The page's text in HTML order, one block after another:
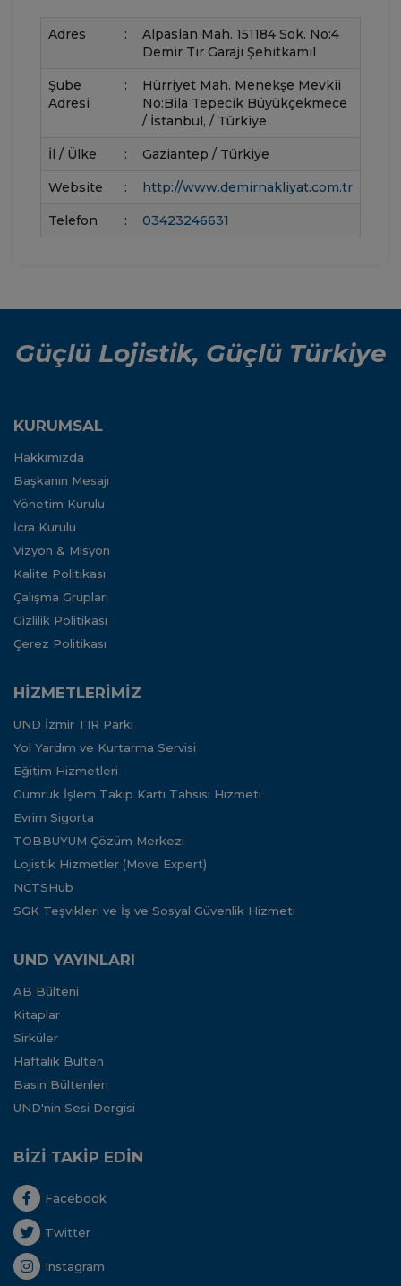
Adres :
Alpaslan Mah. 151184 Sok. No:4
Demir Tır Garajı Şehitkamil
Şube
Adresi
:
Hürriyet Mah. Menekşe Mevkii
No:Bila Tepecik Büyükçekmece
/ İstanbul, / Türkiye
İl / Ülke : Gaziantep / Türkiye
Website : http://www.demirnakliyat.com.tr
Telefon : 03423246631
Güçlü Lojistik, Güçlü Türkiye
KURUMSAL
Hakkımızda
Başkanın Mesajı
Yönetim Kurulu
İcra Kurulu
Vizyon & Misyon
Kalite Politikası
Çalışma Grupları
Gizlilik Politikası
Çerez Politikası
HİZMETLERİMİZ
UND İzmir TIR Parkı
Yol Yardım ve Kurtarma Servisi
Eğitim Hizmetleri
Gümrük İşlem Takip Kartı Tahsisi Hizmeti
Evrim Sigorta
TOBBUYUM Çözüm Merkezi
Lojistik Hizmetler (Move Expert)
NCTSHub
SGK Teşvikleri ve İş ve Sosyal Güvenlik Hizmeti
UND YAYINLARI
AB Bülteni
Kitaplar
Sirküler
Haftalık Bülten
Basın Bültenleri
UND'nin Sesi Dergisi
BİZİ TAKİP EDİN
Facebook
Twitter
Instagram